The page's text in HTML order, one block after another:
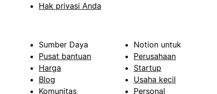
Hak privasi Anda
Sumber Daya
Pusat bantuan
Harga
Blog
Komunitas
Notion untuk
Perusahaan
Startup
Usaha kecil
Personal